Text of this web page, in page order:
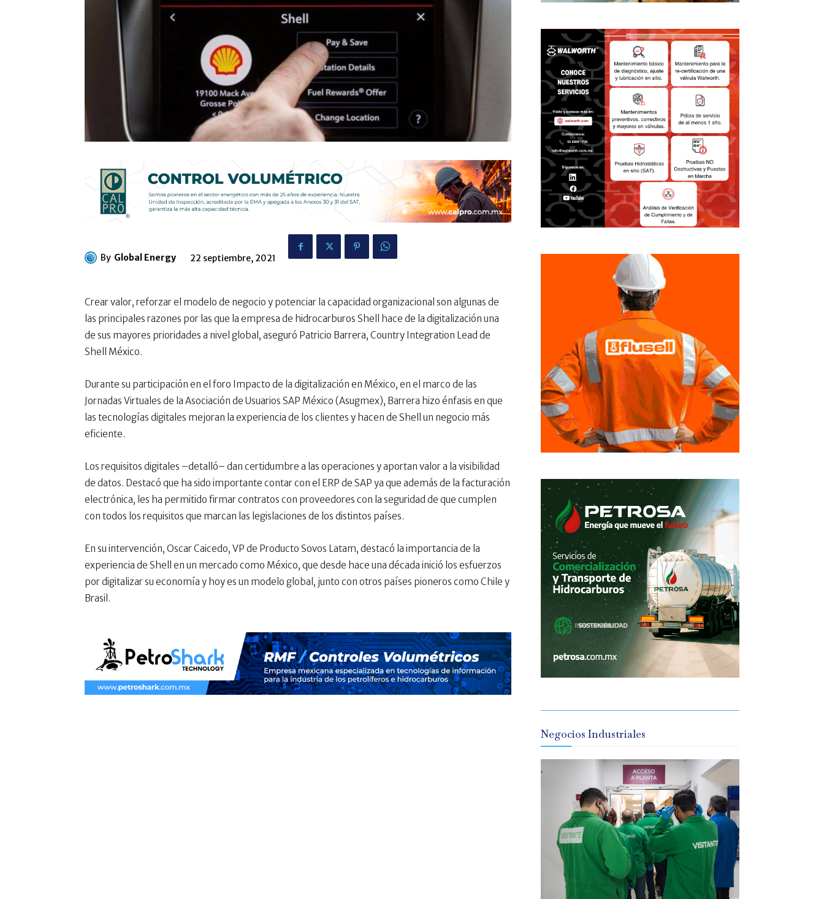
By Global Energy 22 septiembre, 2021
Crear valor, reforzar el modelo de negocio y potenciar la capacidad organizacional son algunas de
las principales razones por las que la empresa de hidrocarburos Shell hace de la digitalización una
de sus mayores prioridades a nivel global, aseguró Patricio Barrera, Country Integration Lead de
Shell México.
Durante su participación en el foro Impacto de la digitalización en México, en el marco de las
Jornadas Virtuales de la Asociación de Usuarios SAP México (Asugmex), Barrera hizo énfasis en que
las tecnologías digitales mejoran la experiencia de los clientes y hacen de Shell un negocio más
eficiente.
Los requisitos digitales –detalló– dan certidumbre a las operaciones y aportan valor a la visibilidad
de datos. Destacó que ha sido importante contar con el ERP de SAP ya que además de la facturación
electrónica, les ha permitido firmar contratos con proveedores con la seguridad de que cumplen
con todos los requisitos que marcan las legislaciones de los distintos países.
En su intervención, Oscar Caicedo, VP de Producto Sovos Latam, destacó la importancia de la
experiencia de Shell en un mercado como México, que desde hace una década inició los esfuerzos
por digitalizar su economía y hoy es un modelo global, junto con otros países pioneros como Chile y
Brasil.
Negocios Industriales